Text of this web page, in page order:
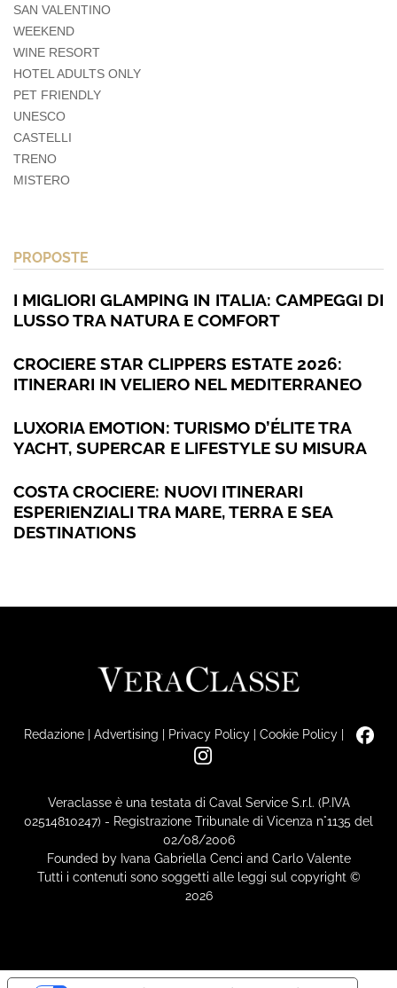
SAN VALENTINO
WEEKEND
WINE RESORT
HOTEL ADULTS ONLY
PET FRIENDLY
UNESCO
CASTELLI
TRENO
MISTERO
PROPOSTE
I MIGLIORI GLAMPING IN ITALIA: CAMPEGGI DI
LUSSO TRA NATURA E COMFORT
CROCIERE STAR CLIPPERS ESTATE 2026:
ITINERARI IN VELIERO NEL MEDITERRANEO
LUXORIA EMOTION: TURISMO D’ÉLITE TRA
YACHT, SUPERCAR E LIFESTYLE SU MISURA
COSTA CROCIERE: NUOVI ITINERARI
ESPERIENZIALI TRA MARE, TERRA E SEA
DESTINATIONS
Redazione| Advertising | Privacy Policy| Cookie Policy|
Veraclasse è una testata di Caval Service S.r.l. (P.IVA
02514810247) - Registrazione Tribunale di Vicenza n°1135 del
02/08/2006
Founded by Ivana Gabriella Cenci and Carlo Valente
Tutti i contenuti sono soggetti alle leggi sul copyright ©
2026